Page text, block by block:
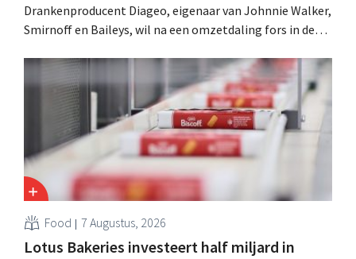
Drankenproducent Diageo, eigenaar van Johnnie Walker,
Smirnoff en Baileys, wil na een omzetdaling fors in de
andere Guiness en voorgemixte cocktails.
Food 7 Augustus, 2026
Lotus Bakeries investeert half miljard in